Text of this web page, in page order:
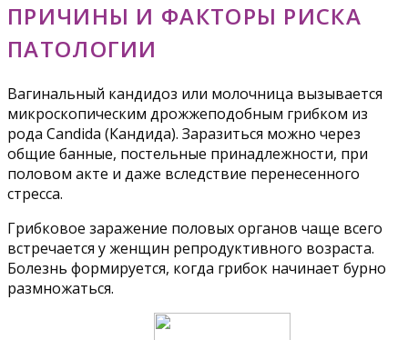
ПРИЧИНЫ И ФАКТОРЫ РИСКА
ПАТОЛОГИИ
Вагинальный кандидоз или молочница вызывается
микроскопическим дрожжеподобным грибком из
рода Candida (Кандида). Заразиться можно через
общие банные, постельные принадлежности, при
половом акте и даже вследствие перенесенного
стресса.
Грибковое заражение половых органов чаще всего
встречается у женщин репродуктивного возраста.
Болезнь формируется, когда грибок начинает бурно
размножаться.